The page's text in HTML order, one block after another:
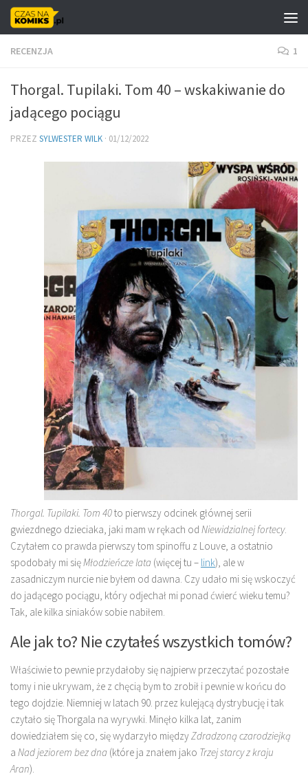
Skip to content
RECENZJA 1
Thorgal. Tupilaki. Tom 40 – wskakiwanie do
jadącego pociągu
PRZEZ SYLWESTER WILK · 01/12/2022
Thorgal. Tupilaki. Tom 40to pierwszy odcinek głównej serii
gwiezdnego dzieciaka, jaki mam w rękach od Niewidzialnej fortecy.
Czytałem co prawda pierwszy tom spinoffu z Louve, a ostatnio
spodobały mi sięMłodzieńcze lata (więcej tu – link), ale w
zasadniczym nurcie nie byłem od dawna. Czy udało mi się wskoczyć
do jadącego pociągu, który odjechał mi ponad ćwierć wieku temu?
Tak, ale kilka siniaków sobie nabiłem.
Ale jak to? Nie czytałeś wszystkich tomów?
Właściwie to pewnie przydałoby się najpierw przeczytać pozostałe
tomy i nie ukrywam, że z chęcią bym to zrobił i pewnie w końcu do
tego dojdzie. Niemniej w latach 90. przez kulejącą dystrybucję i tak
czytało się Thorgala na wyrywki. Minęło kilka lat, zanim
dowiedziałem się co, się wydarzyło międzyZdradzoną czarodziejką
a Nad jeziorem bez dna (które ja znałem jako Trzej starcy z kraju
Aran).